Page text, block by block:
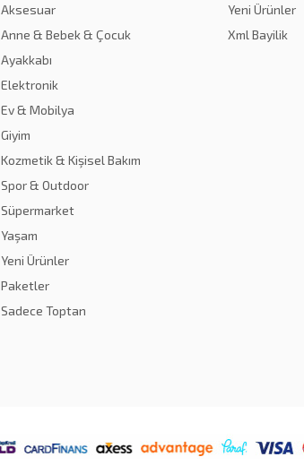
Aksesuar
Anne & Bebek & Çocuk
Ayakkabı
Elektronik
Ev & Mobilya
Giyim
Kozmetik & Kişisel Bakım
Spor & Outdoor
Süpermarket
Yaşam
Yeni Ürünler
Paketler
Sadece Toptan
Yeni Ürünler
Xml Bayilik